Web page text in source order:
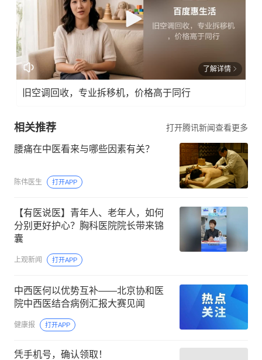
了解详情
旧空调回收，专业拆移机，价格高于同行
相关推荐 打开腾讯新闻查看更多
腰痛在中医看来与哪些因素有关？
陈伟医生 打开APP
【有医说医】青年人、老年人，如何
分别更好护心？胸科医院院长带来锦
囊
上观新闻 打开APP
中西医何以优势互补——北京协和医
院中西医结合病例汇报大赛见闻
健康报 打开APP
凭手机号，确认领取！